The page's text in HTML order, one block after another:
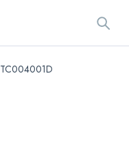
TC004001D